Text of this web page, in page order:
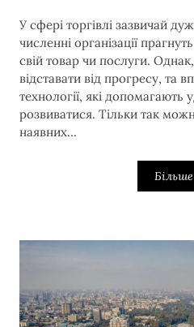
У сфері торгівлі зазвичай
численні організації
свій товар чи послуги.
відставати від прогресу, та
технології, які допомагають
розвиватися. Тільки так
наявних…
Більше